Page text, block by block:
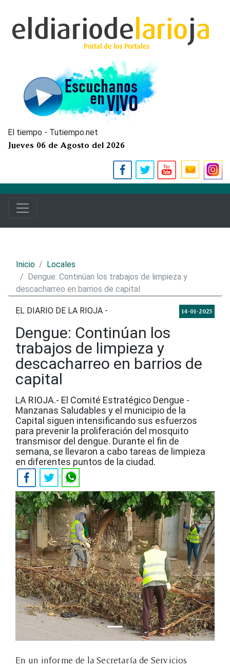
El tiempo - Tutiempo.net
Jueves 06 de Agosto del 2026
Inicio
Locales
Dengue: Continúan los trabajos de limpieza y
descacharreo en barrios de capital
14-01-2025
EL DIARIO DE LA RIOJA -
Dengue: Continúan los
trabajos de limpieza y
descacharreo en barrios de
capital
LA RIOJA.- El Comité Estratégico Dengue -
Manzanas Saludables y el municipio de la
Capital siguen intensificando sus esfuerzos
para prevenir la proliferación del mosquito
transmisor del dengue. Durante el fin de
semana, se llevaron a cabo tareas de limpieza
en diferentes puntos de la ciudad.
En un informe de la Secretaría de Servicios